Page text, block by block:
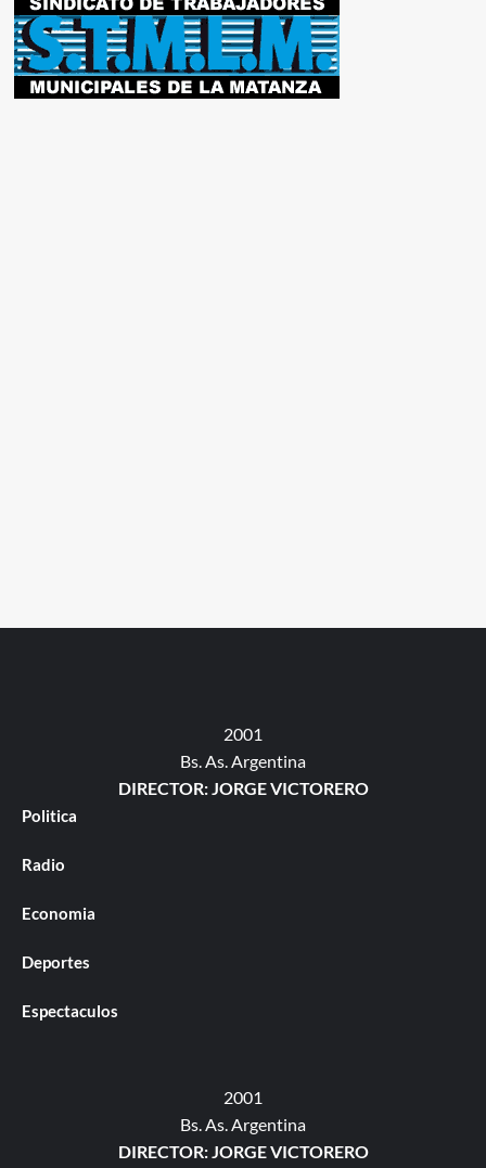
2001
Bs. As. Argentina
DIRECTOR: JORGE VICTORERO
Politica
Radio
Economia
Deportes
Espectaculos
2001
Bs. As. Argentina
DIRECTOR: JORGE VICTORERO